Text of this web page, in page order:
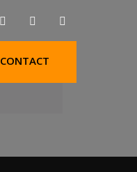
CONTACT